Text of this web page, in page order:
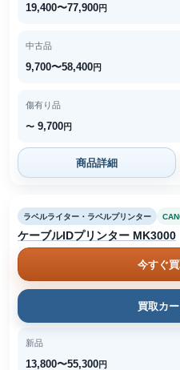
19,400〜77,900円
中古品
9,700〜58,400円
傷有り品
〜 9,700円
商品詳細
ラベルライター・ラベルプリンター
ケーブルIDプリンター MK3000
今すぐ
買取カ
新品
13,800〜55,300円